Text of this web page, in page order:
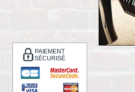
PAIEMENT
SÉCURISÉ